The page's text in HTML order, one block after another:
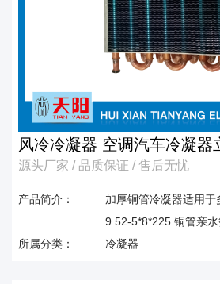
风冷冷凝器 空调汽车冷凝器立式冷凝器 蒸发
式冷凝器水冷却式冷凝器
源头厂家 / 品质保证 / 售后无忧
产品简介：
加厚铜管冷凝器适用
9.52-5*8*225 铜管亲
所属分类：
冷凝器